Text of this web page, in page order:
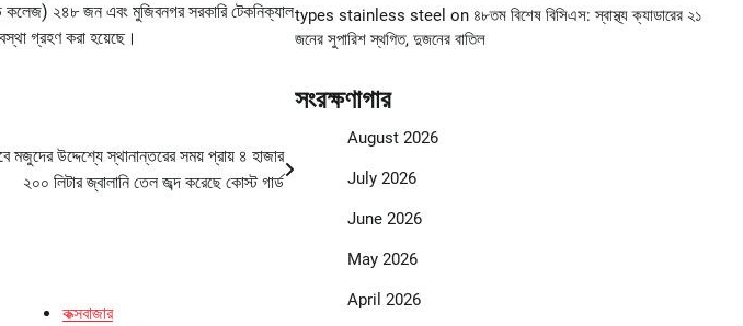
কলেজ) ২৪৮ জন এবং মুজিবনগর সরকারি টেকনিক্যাল
গ্রহণ করা হয়েছে।
মজুদের উদ্দেশ্যে স্থানান্তরের সময় প্রায় ৪ হাজার
২০০ লিটার জ্বালানি তেল জব্দ করেছে কোস্ট গার্ড
কক্সবাজার
types stainless steel on ৪৮তম বিশেষ বিসিএস: স্বাস্থ্য ক্যাডারের ২১
জনের সুপারিশ স্থগিত, দুজনের বাতিল
সংরক্ষণাগার
August 2026
July 2026
June 2026
May 2026
April 2026